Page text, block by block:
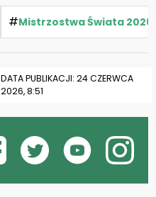
#Mistrzostwa Świata 2026
DATA PUBLIKACJI: 24 CZERWCA
2026, 8:51